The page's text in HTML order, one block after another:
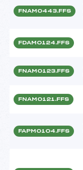
FNAM0443.FFS
FDAM0124.FFS
FNAM0123.FFS
FNAM0121.FFS
FAPM0104.FFS